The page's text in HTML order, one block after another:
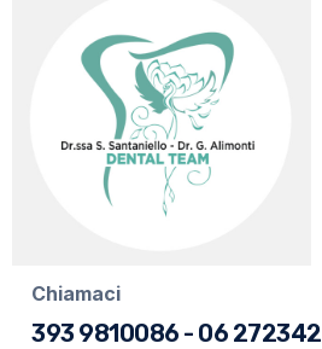
Chiamaci
393 9810086 - 06 272342